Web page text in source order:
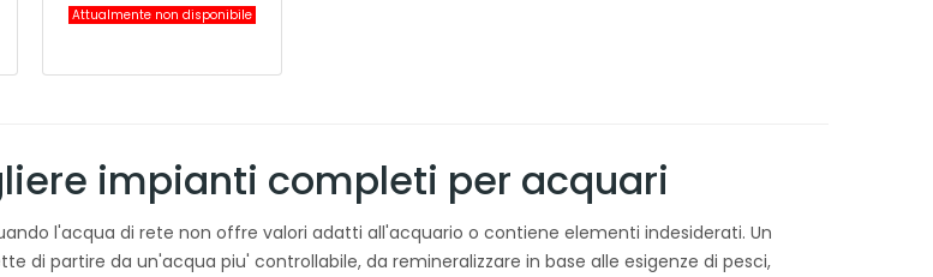
Attualmente non disponibile
impianti completi per acquari
l'acqua di rete non offre valori adatti all'acquario o contiene elementi indesiderati. Un
di partire da un'acqua piu' controllabile, da remineralizzare in base alle esigenze di pesci,